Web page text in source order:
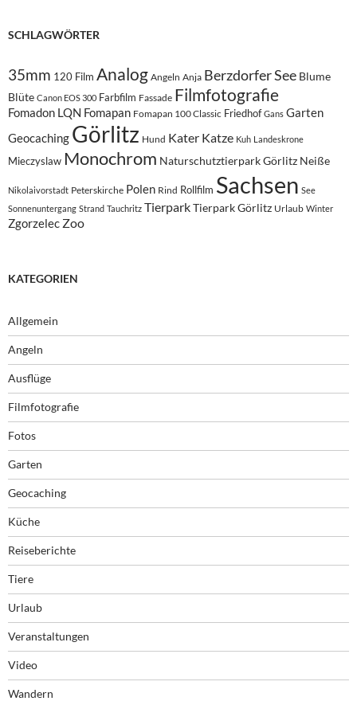
SCHLAGWÖRTER
35mm 120 Film Analog Angeln Anja Berzdorfer See Blume
Blüte Canon EOS 300 Farbfilm Fassade Filmfotografie
Fomadon LQN Fomapan Fomapan 100 Classic Friedhof Gans Garten
Geocaching Görlitz Hund Kater Katze Kuh Landeskrone
Mieczyslaw Monochrom Naturschutztierpark Görlitz Neiße
Nikolaivorstadt Peterskirche Polen Rind Rollfilm Sachsen See
Sonnenuntergang Strand Tauchritz TierparkTierpark Görlitz Urlaub Winter
Zgorzelec Zoo
KATEGORIEN
Allgemein
Angeln
Ausflüge
Filmfotografie
Fotos
Garten
Geocaching
Küche
Reiseberichte
Tiere
Urlaub
Veranstaltungen
Video
Wandern